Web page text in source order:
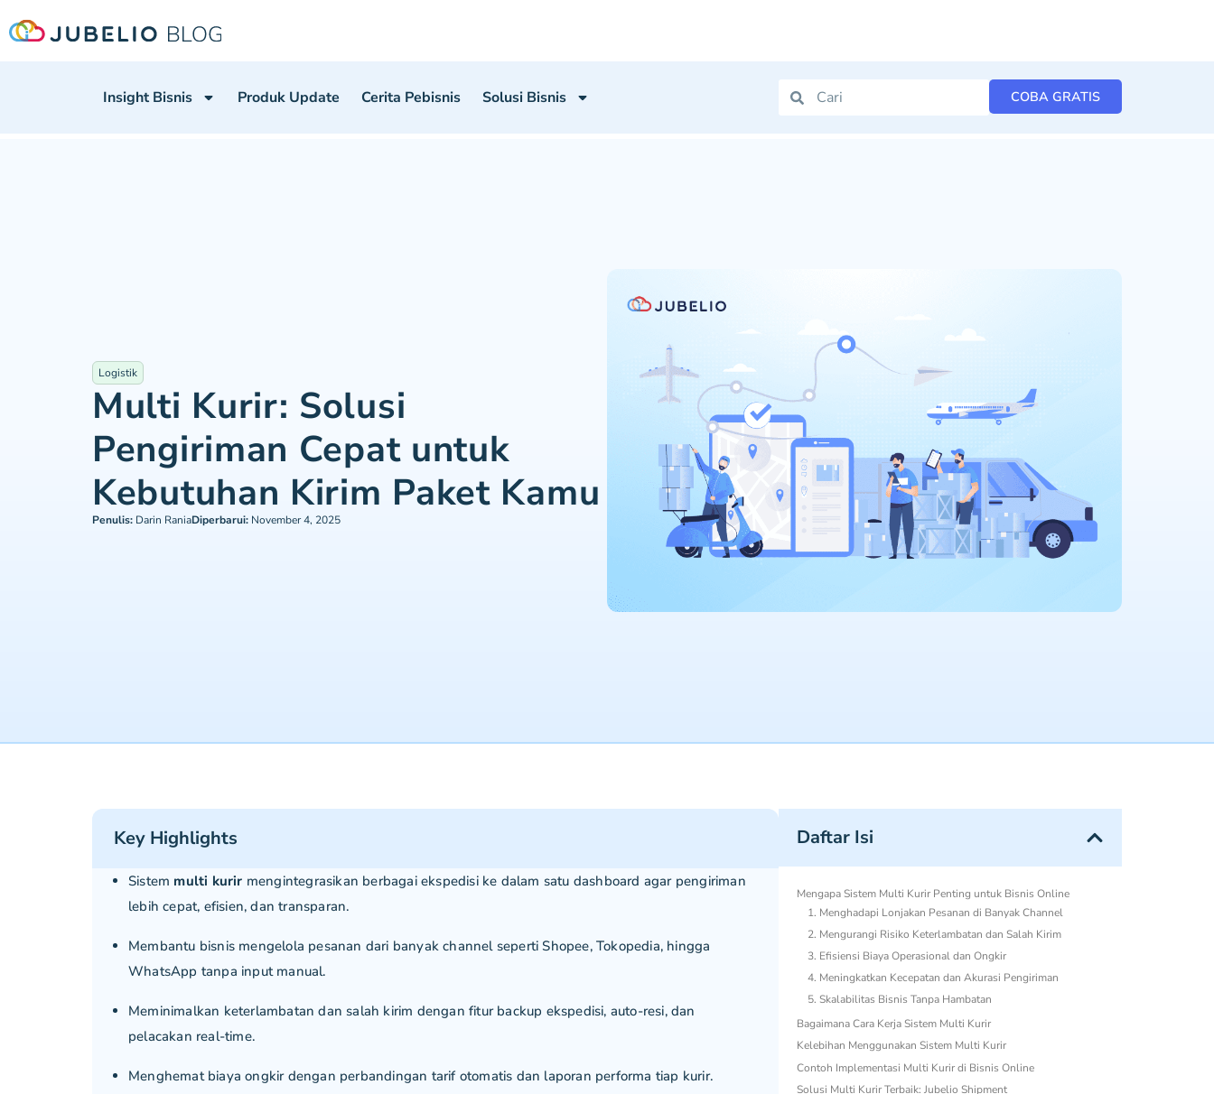
Insight Bisnis Produk Update Cerita Pebisnis Solusi Bisnis COBA GRATIS
Logistik
Multi Kurir: Solusi
Pengiriman Cepat untuk
Kebutuhan Kirim Paket Kamu
Penulis: Darin RaniaDiperbarui: November 4, 2025
Key Highlights
Sistem multi kurir mengintegrasikan berbagai ekspedisi ke dalam satu dashboard agar pengiriman
lebih cepat, efisien, dan transparan.
Membantu bisnis mengelola pesanan dari banyak channel seperti Shopee, Tokopedia, hingga
WhatsApp tanpa input manual.
Meminimalkan keterlambatan dan salah kirim dengan fitur backup ekspedisi, auto-resi, dan
pelacakan real-time.
Menghemat biaya ongkir dengan perbandingan tarif otomatis dan laporan performa tiap kurir.
Daftar Isi
Mengapa Sistem Multi Kurir Penting untuk Bisnis Online
1. Menghadapi Lonjakan Pesanan di Banyak Channel
2. Mengurangi Risiko Keterlambatan dan Salah Kirim
3. Efisiensi Biaya Operasional dan Ongkir
4. Meningkatkan Kecepatan dan Akurasi Pengiriman
5. Skalabilitas Bisnis Tanpa Hambatan
6. Pengalaman Pelanggan Lebih Baik dan Transparan
7. Integrasi Data dan Pelaporan Lebih Akurat
8. Mendukung Model Bisnis Omnichannel dan Social
Commerce